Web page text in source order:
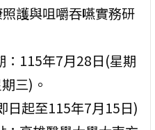
護與咀嚼吞嚥實務研
：115年7月28日(星期
三)。
日起至115年7月15日)